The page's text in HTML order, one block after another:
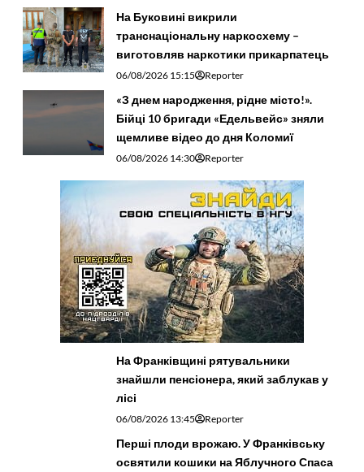
На Буковині викрили
транснаціональну наркосхему –
виготовляв наркотики прикарпатець
06/08/2026 15:15 Reporter
«З днем народження, рідне місто!».
Бійці 10 бригади «Едельвейс» зняли
щемливе відео до дня Коломиї
06/08/2026 14:30 Reporter
На Франківщині рятувальники
знайшли пенсіонера, який заблукав у
лісі
06/08/2026 13:45 Reporter
Перші плоди врожаю. У Франківську
освятили кошики на Яблучного Спаса